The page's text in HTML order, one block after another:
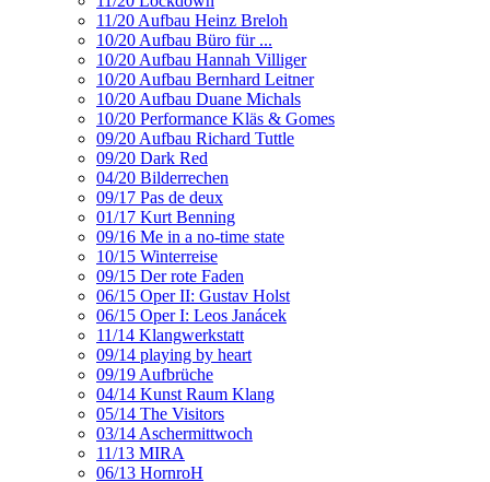
11/20 Aufbau Heinz Breloh
10/20 Aufbau Büro für ...
10/20 Aufbau Hannah Villiger
10/20 Aufbau Bernhard Leitner
10/20 Aufbau Duane Michals
10/20 Performance Kläs & Gomes
09/20 Aufbau Richard Tuttle
09/20 Dark Red
04/20 Bilderrechen
09/17 Pas de deux
01/17 Kurt Benning
09/16 Me in a no-time state
10/15 Winterreise
09/15 Der rote Faden
06/15 Oper II: Gustav Holst
06/15 Oper I: Leos Janácek
11/14 Klangwerkstatt
09/14 playing by heart
09/19 Aufbrüche
04/14 Kunst Raum Klang
05/14 The Visitors
03/14 Aschermittwoch
11/13 MIRA
06/13 HornroH